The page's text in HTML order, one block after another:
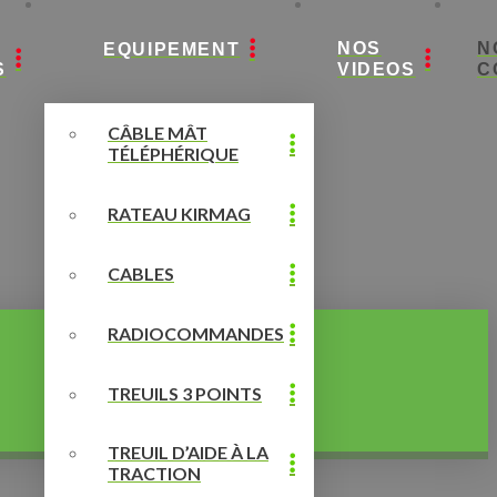
EQUIPEMENT
CÂBLE MÂT
TÉLÉPHÉRIQUE
RATEAU KIRMAG
CABLES
RADIOCOMMANDES
TREUILS 3 POINTS
TREUIL D’AIDE À LA
TRACTION
NOS
VIDEOS